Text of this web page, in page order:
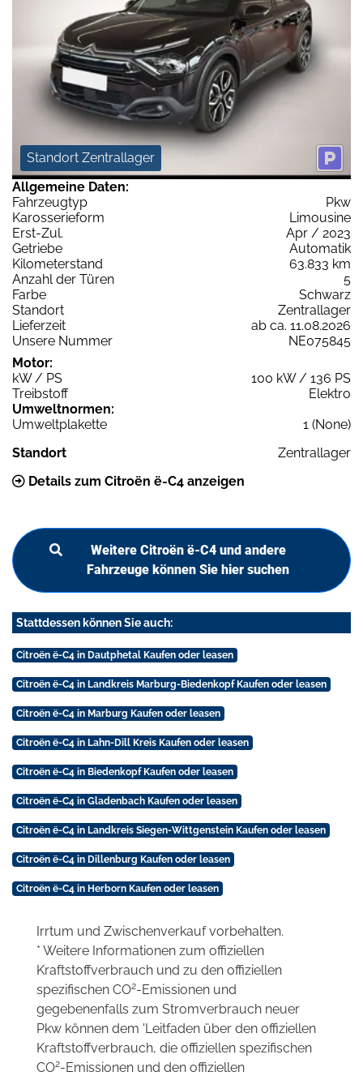
Standort Zentrallager
Allgemeine Daten:
Fahrzeugtyp
Pkw
Karosserieform
Limousine
Erst-Zul.
Apr / 2023
Getriebe
Automatik
Kilometerstand
63.833 km
Anzahl der Türen
5
Farbe
Schwarz
Standort
Zentrallager
Lieferzeit
ab ca. 11.08.2026
Unsere Nummer
NE075845
Motor:
kW / PS
100 kW / 136 PS
Treibstoff
Elektro
Umweltnormen:
Umweltplakette
1 (None)
Standort
Zentrallager
Details zum Citroën ë-C4 anzeigen
Weitere Citroën ë-C4 und andere
Fahrzeuge können Sie hier suchen
Stattdessen können Sie auch:
Citroën ë-C4 in Dautphetal Kaufen oder leasen
Citroën ë-C4 in Landkreis Marburg-Biedenkopf Kaufen oder leasen
Citroën ë-C4 in Marburg Kaufen oder leasen
Citroën ë-C4 in Lahn-Dill Kreis Kaufen oder leasen
Citroën ë-C4 in Biedenkopf Kaufen oder leasen
Citroën ë-C4 in Gladenbach Kaufen oder leasen
Citroën ë-C4 in Landkreis Siegen-Wittgenstein Kaufen oder leasen
Citroën ë-C4 in Dillenburg Kaufen oder leasen
Citroën ë-C4 in Herborn Kaufen oder leasen
Irrtum und Zwischenverkauf vorbehalten.
* Weitere Informationen zum offiziellen
Kraftstoffverbrauch und zu den offiziellen
spezifischen CO2-Emissionen und
gegebenenfalls zum Stromverbrauch neuer
Pkw können dem 'Leitfaden über den offiziellen
Kraftstoffverbrauch, die offiziellen spezifischen
CO2-Emissionen und den offiziellen